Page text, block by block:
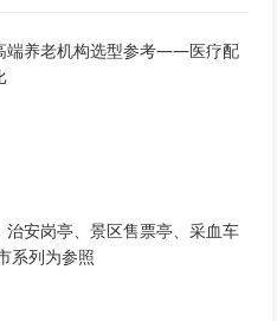
端养老机构选型参考——医疗配
安岗亭、景区售票亭、采血车
系列为参照